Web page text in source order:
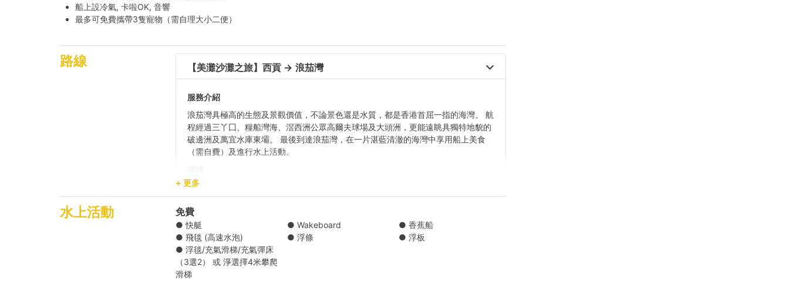
船上設冷氣, 卡啦OK, 音響
最多可免費攜帶3隻寵物（需自理大小二便）
路線 【美灘沙灘之旅】西貢 → 浪茄灣
服務介紹
浪茄灣具極高的生態及景觀價值，不論景色還是水質，都是香港首屈一指的海灣。 航
程經過三丫囗、糧船灣海、滘西洲公眾高爾夫球場及大頭洲，更能遠眺具獨特地貌的
破邊洲及萬宜水庫東壩。 最後到達浪茄灣，在一片湛藍清澈的海灣中享用船上美食
（需自費）及進行水上活動。
西貢公眾碼頭 1,2,3,4,5,6 號泊位/ 西貢新公眾碼頭 7,8,9,10 號泊位 （長碼頭）
目的地
浪茄灣
【水上活動之選】西貢 → 甕缸灣
【方便船河之旅】西貢 → 白臘
+ 更多
水上活動 免費
● 快艇 ● Wakeboard
● 香蕉船
● 飛毯 (高速水泡)
● 浮條
● 浮板
● 浮毯/充氣滑梯/充氣彈床
（3選2） 或 淨選擇4米攀爬
滑梯